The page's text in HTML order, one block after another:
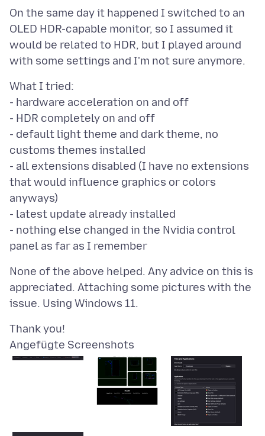
On the same day it happened I switched to an
OLED HDR-capable monitor, so I assumed it
would be related to HDR, but I played around
What I tried:
- hardware acceleration on and off
- HDR completely on and off
- default light theme and dark theme, no
customs themes installed
- all extensions disabled (I have no extensions
that would influence graphics or colors
anyways)
- latest update already installed
- nothing else changed in the Nvidia control
None of the above helped. Any advice on this is
appreciated. Attaching some pictures with the
Angefügte Screenshots